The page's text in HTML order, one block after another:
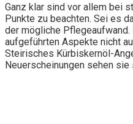
Ganz klar sind vor allem bei
Punkte zu beachten. Sei es
der mögliche
aufgeführten Aspekte nicht
Steirisches Kürbiskernöl-
Neuerscheinungen sehen